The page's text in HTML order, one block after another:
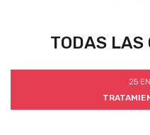
TODAS LAS
25